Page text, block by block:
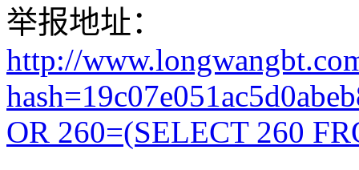
举报地址：
http://
OR 260=(SELECT 260